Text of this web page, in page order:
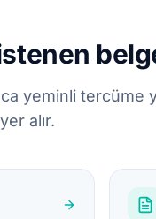
yeminli tercüme
alır.